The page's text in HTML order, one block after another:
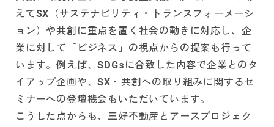
えてSX（サステナビリティ・トランスフォーメーシ
ョン）や共創に重点を置く社会の動きに対応し、企
業に対して「ビジネス」の視点からの提案も行って
います。例えば、SDGsに合致した内容で企業とのタ
イアップ企画や、SX・共創への取り組みに関するセ
ミナーへの登壇機会もいただいています。
こうした点からも、三好不動産とアースプロジェク